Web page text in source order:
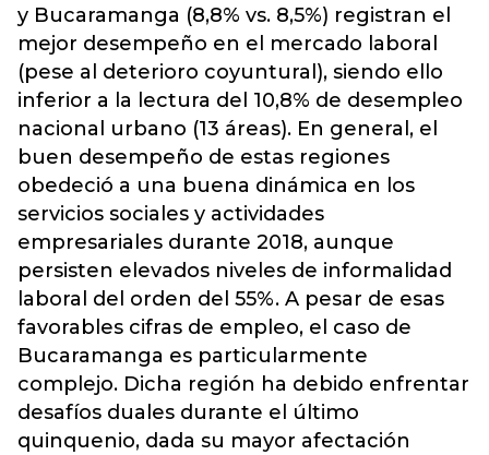
y Bucaramanga (8,8% vs. 8,5%) registran el
mejor desempeño en el mercado laboral
(pese al deterioro coyuntural), siendo ello
inferior a la lectura del 10,8% de desempleo
nacional urbano (13 áreas). En general, el
buen desempeño de estas regiones
obedeció a una buena dinámica en los
servicios sociales y actividades
empresariales durante 2018, aunque
persisten elevados niveles de informalidad
laboral del orden del 55%. A pesar de esas
favorables cifras de empleo, el caso de
Bucaramanga es particularmente
complejo. Dicha región ha debido enfrentar
desafíos duales durante el último
quinquenio, dada su mayor afectación